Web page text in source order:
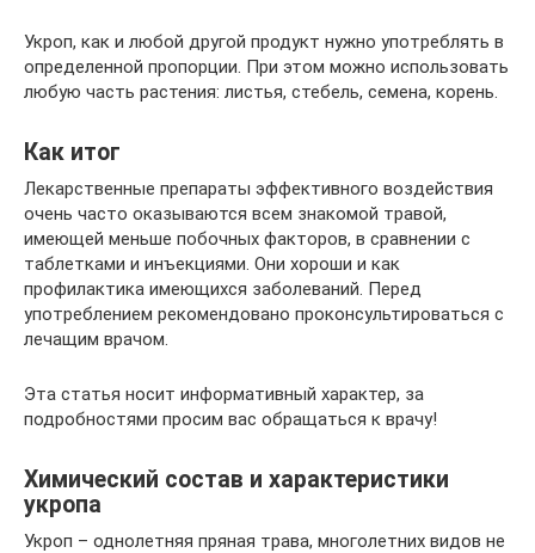
Укроп, как и любой другой продукт нужно употреблять в
определенной пропорции. При этом можно использовать
любую часть растения: листья, стебель, семена, корень.
Как итог
Лекарственные препараты эффективного воздействия
очень часто оказываются всем знакомой травой,
имеющей меньше побочных факторов, в сравнении с
таблетками и инъекциями. Они хороши и как
профилактика имеющихся заболеваний. Перед
употреблением рекомендовано проконсультироваться с
лечащим врачом.
Эта статья носит информативный характер, за
подробностями просим вас обращаться к врачу!
Химический состав и характеристики
укропа
Укроп – однолетняя пряная трава, многолетних видов не